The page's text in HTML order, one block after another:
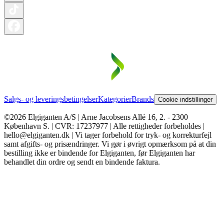
Salgs- og leveringsbetingelserKategorierBrands Cookie indstillinger
©2026 Elgiganten A/S | Arne Jacobsens Allé 16, 2. - 2300
København S. | CVR: 17237977 | Alle rettigheder forbeholdes |
hello@elgiganten.dk | Vi tager forbehold for tryk- og korrekturfejl
samt afgifts- og prisændringer. Vi gør i øvrigt opmærksom på at din
bestilling ikke er bindende for Elgiganten, før Elgiganten har
behandlet din ordre og sendt en bindende faktura.